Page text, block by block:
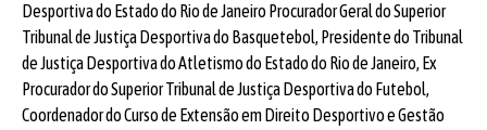
Desportiva do Estado do Rio de Janeiro Procurador Geral do Superior
Tribunal de Justiça Desportiva do Basquetebol, Presidente do Tribunal
de Justiça Desportiva do Atletismo do Estado do Rio de Janeiro, Ex
Procurador do Superior Tribunal de Justiça Desportiva do Futebol,
Coordenador do Curso de Extensão em Direito Desportivo e Gestão